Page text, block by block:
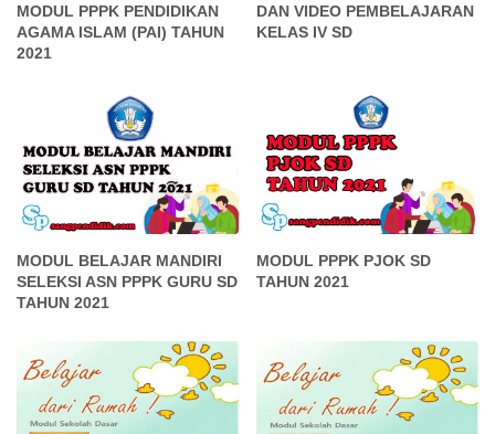
MODUL PPPK PENDIDIKAN
AGAMA ISLAM (PAI) TAHUN
2021
DAN VIDEO PEMBELAJARAN
KELAS IV SD
MODUL BELAJAR MANDIRI
SELEKSI ASN PPPK GURU SD
TAHUN 2021
MODUL PPPK PJOK SD
TAHUN 2021